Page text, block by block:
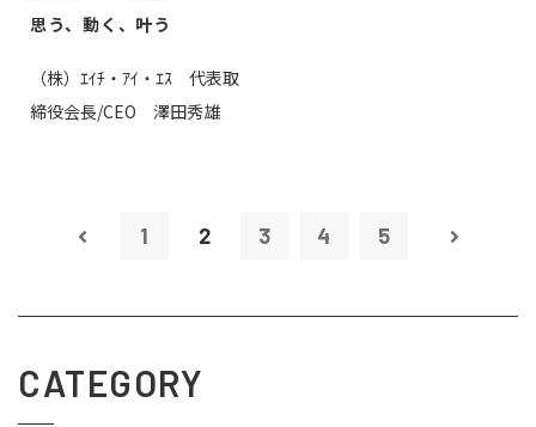
思う、動く、叶う
（株）ｴｲﾁ・ｱｲ・ｴｽ 代表取
締役会長/CEO 澤田秀雄
1 2 3 4 5
CATEGORY